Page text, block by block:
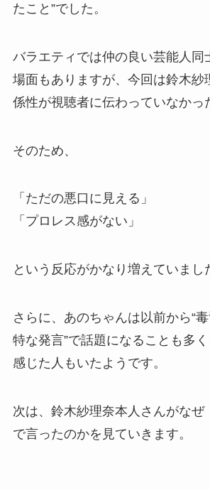
たこと”でした。
バラエティでは仲の良い芸能人同
場面もありますが、今回は鈴木紗
係性が視聴者に伝わっていなかっ
そのため、
「ただの悪口に見える」
「プロレス感がない」
という反応がかなり増えていまし
さらに、あのちゃんは以前から“毒
特な発言”で話題になることも多
感じた人もいたようです。
次は、鈴木紗理奈本人さんがなぜ
で言ったのかを見ていきます。